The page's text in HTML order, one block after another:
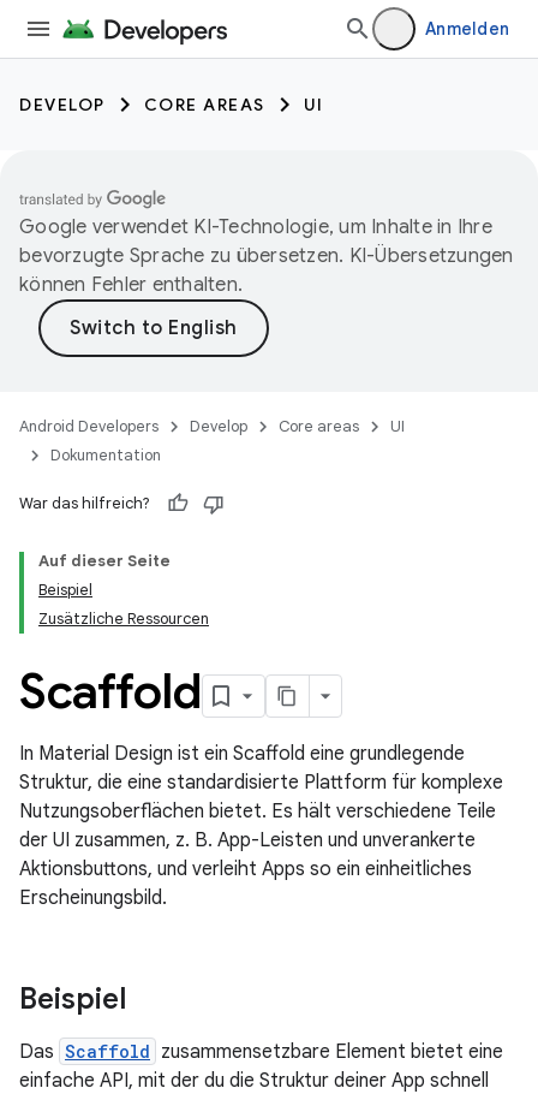
Anmelden
DEVELOP CORE AREAS UI
Google verwendet KI-Technologie, um Inhalte in Ihre
bevorzugte Sprache zu übersetzen. KI-Übersetzungen
können Fehler enthalten.
Android Developers Develop Core areas
UI
Dokumentation
War das hilfreich?
Auf dieser Seite
Beispiel
Zusätzliche Ressourcen
Scaffold
In Material Design ist ein Scaffold eine grundlegende
Struktur, die eine standardisierte Plattform für komplexe
Nutzungsoberflächen bietet. Es hält verschiedene Teile
der UI zusammen, z. B. App-Leisten und unverankerte
Aktionsbuttons, und verleiht Apps so ein einheitliches
Erscheinungsbild.
Beispiel
Das Scaffold zusammensetzbare Element bietet eine
einfache API, mit der du die Struktur deiner App schnell